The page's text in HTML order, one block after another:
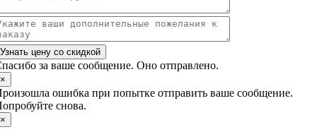
Узнать цену со скидкой
за ваше сообщение. Оно отправлено.
×
ошибка при попытке отправить ваше сообщение.
снова.
×